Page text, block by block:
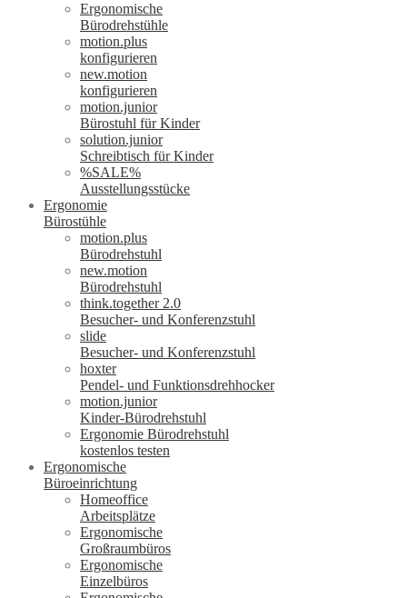
Ergonomische
Bürodrehstühle
motion.plus
konfigurieren
new.motion
konfigurieren
motion.junior
Bürostuhl für Kinder
solution.junior
Schreibtisch für Kinder
%SALE%
Ausstellungsstücke
Ergonomie
Bürostühle
motion.plus
Bürodrehstuhl
new.motion
Bürodrehstuhl
think.together 2.0
Besucher- und Konferenzstuhl
slide
Besucher- und Konferenzstuhl
hoxter
Pendel- und Funktionsdrehhocker
motion.junior
Kinder-Bürodrehstuhl
Ergonomie Bürodrehstuhl
kostenlos testen
Ergonomische
Büroeinrichtung
Homeoffice
Arbeitsplätze
Ergonomische
Großraumbüros
Ergonomische
Einzelbüros